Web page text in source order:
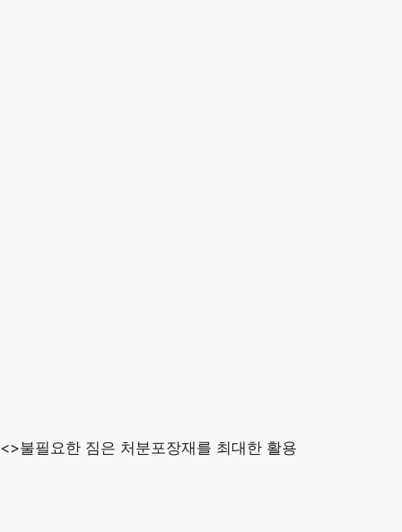
<>불필요한 짐은 처분포장재를 최대한 활용